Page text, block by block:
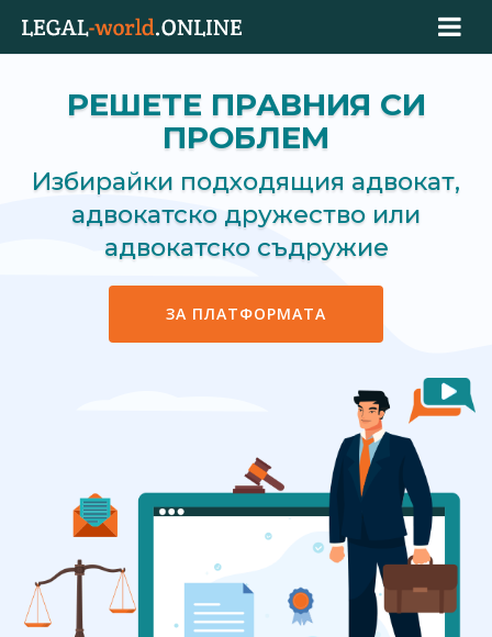
РЕШЕТЕ ПРАВНИЯ СИ
ПРОБЛЕМ
Избирайки подходящия адвокат,
адвокатско дружество или
адвокатско съдружие
ЗА ПЛАТФОРМАТА